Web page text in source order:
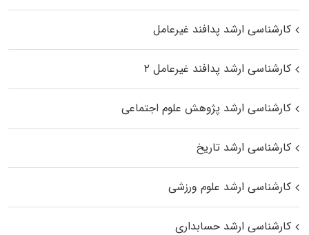
کارشناسی ارشد پدافند غیرعامل
کارشناسی ارشد پدافند غیرعامل ۲
کارشناسی ارشد پژوهش علوم اجتماعی
کارشناسی ارشد تاریخ
کارشناسی ارشد علوم ورزشی
کارشناسی ارشد حسابداری